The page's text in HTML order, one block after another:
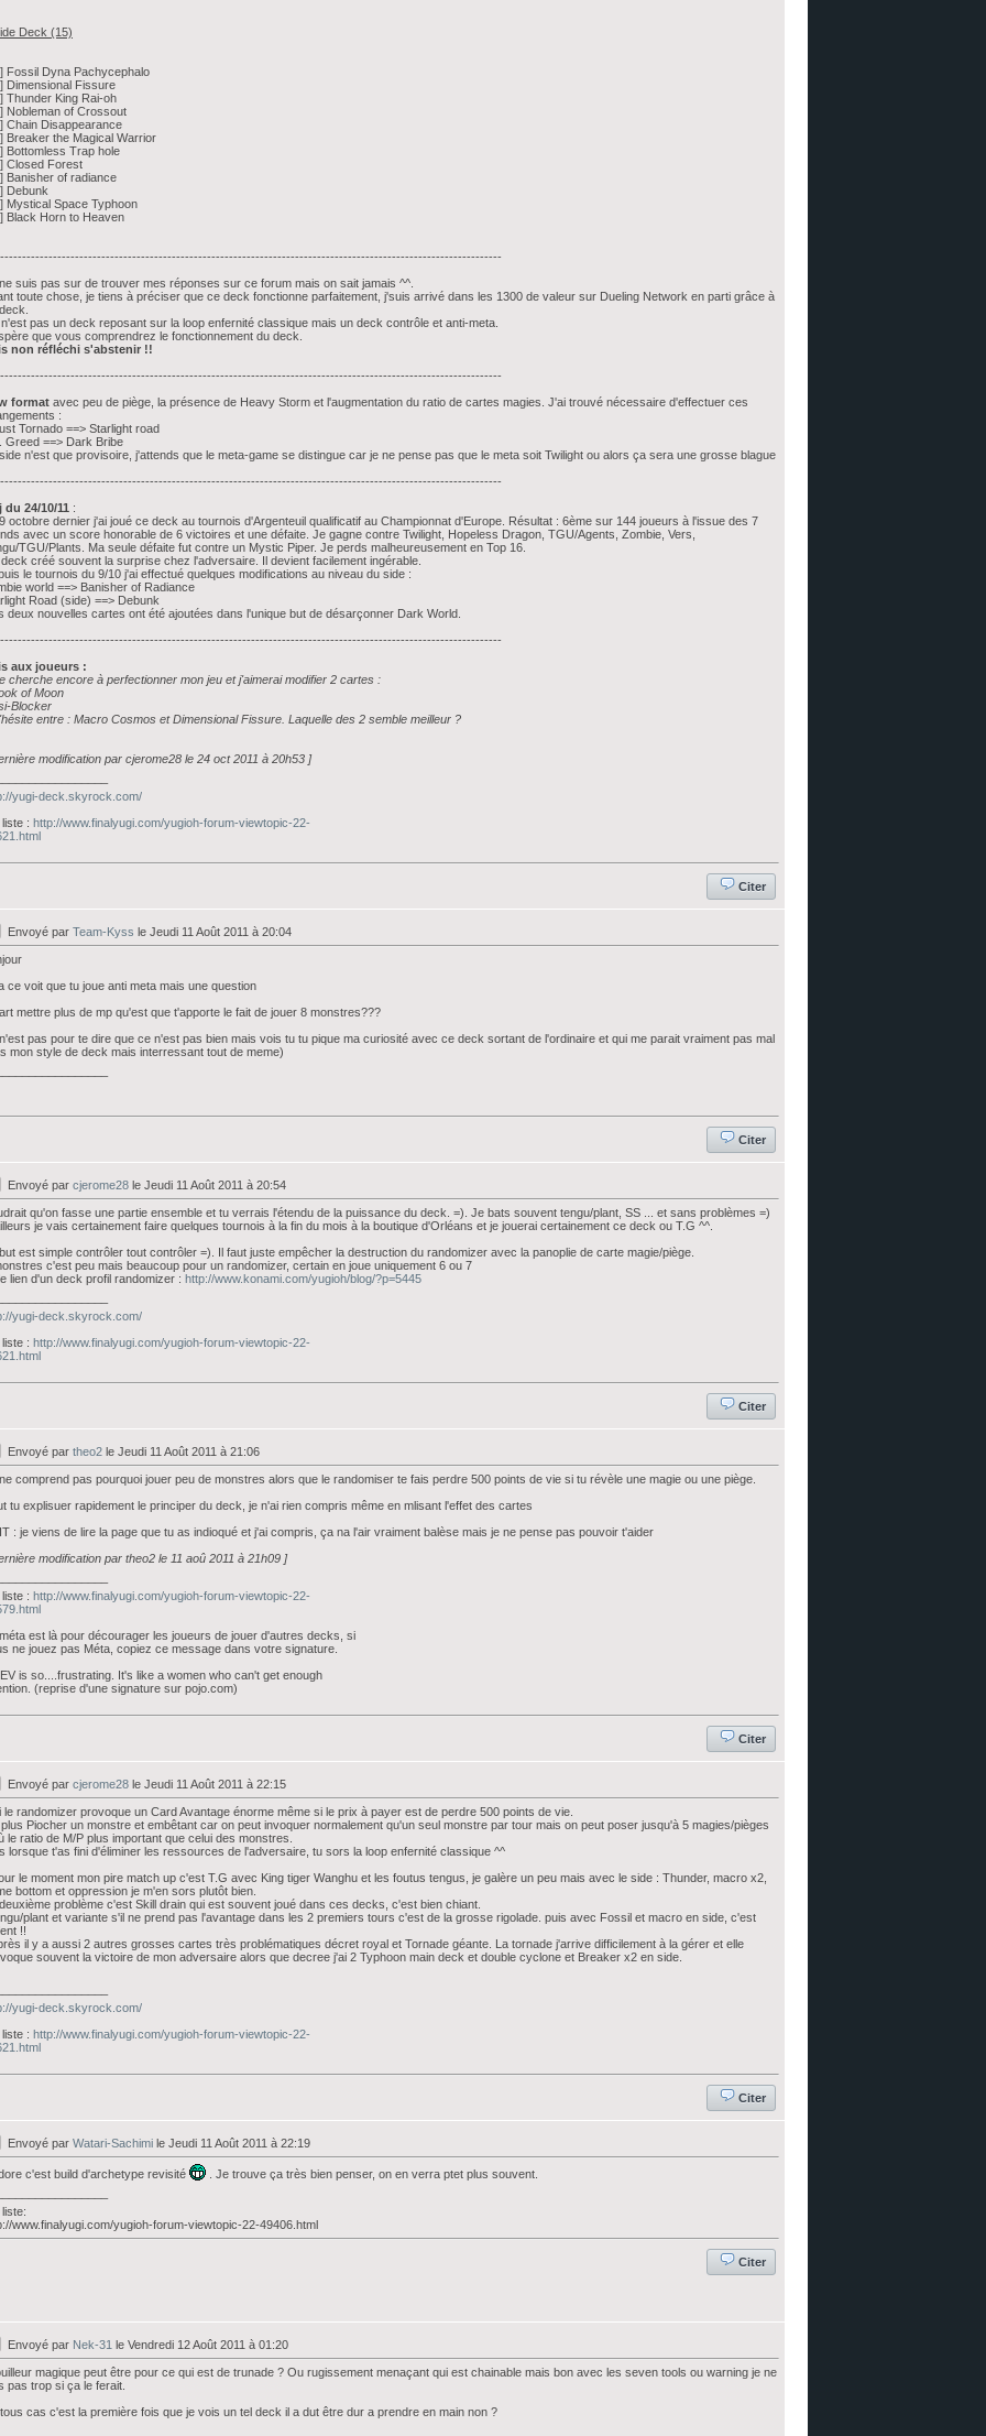
Deck (15)
Fossil Dyna Pachycephalo
Dimensional Fissure
Thunder King Rai-oh
Nobleman of Crossout
Chain Disappearance
Breaker the Magical Warrior
Bottomless Trap hole
Closed Forest
Banisher of radiance
Debunk
Mystical Space Typhoon
Black Horn to Heaven
suis pas sur de trouver mes réponses sur ce forum mais on sait jamais ^^.
toute chose, je tiens à préciser que ce deck fonctionne parfaitement, j'suis arrivé dans les 1300 de valeur sur Dueling Network en parti grâce à
pas un deck reposant sur la loop enfernité classique mais un deck contrôle et anti-meta.
que vous comprendrez le fonctionnement du deck.
non réfléchi s'abstenir !!
format avec peu de piège, la présence de Heavy Storm et l'augmentation du ratio de cartes magies. J'ai trouvé nécessaire d'effectuer ces
:
Tornado ==> Starlight road
Greed ==> Dark Bribe
n'est que provisoire, j'attends que le meta-game se distingue car je ne pense pas que le meta soit Twilight ou alors ça sera une grosse blague
du 24/10/11 :
octobre dernier j'ai joué ce deck au tournois d'Argenteuil qualificatif au Championnat d'Europe. Résultat : 6ème sur 144 joueurs à l'issue des 7
avec un score honorable de 6 victoires et une défaite. Je gagne contre Twilight, Hopeless Dragon, TGU/Agents, Zombie, Vers,
TGU/Plants. Ma seule défaite fut contre un Mystic Piper. Je perds malheureusement en Top 16.
créé souvent la surprise chez l'adversaire. Il devient facilement ingérable.
le tournois du 9/10 j'ai effectué quelques modifications au niveau du side :
world ==> Banisher of Radiance
Road (side) ==> Debunk
deux nouvelles cartes ont été ajoutées dans l'unique but de désarçonner Dark World.
aux joueurs :
cherche encore à perfectionner mon jeu et j'aimerai modifier 2 cartes :
of Moon
Blocker
entre : Macro Cosmos et Dimensional Fissure. Laquelle des 2 semble meilleur ?
modification par cjerome28 le 24 oct 2011 à 20h53 ]
yugi-deck.skyrock.com/
: http://www.finalyugi.com/yugioh-forum-viewtopic-22-
Citer
Envoyé par Team-Kyss le Jeudi 11 Août 2011 à 20:04
ce voit que tu joue anti meta mais une question
mettre plus de mp qu'est que t'apporte le fait de jouer 8 monstres???
pas pour te dire que ce n'est pas bien mais vois tu tu pique ma curiosité avec ce deck sortant de l'ordinaire et qui me parait vraiment pas mal
mon style de deck mais interressant tout de meme)
Citer
Envoyé par cjerome28 le Jeudi 11 Août 2011 à 20:54
qu'on fasse une partie ensemble et tu verrais l'étendu de la puissance du deck. =). Je bats souvent tengu/plant, SS ... et sans problèmes =)
je vais certainement faire quelques tournois à la fin du mois à la boutique d'Orléans et je jouerai certainement ce deck ou T.G ^^.
est simple contrôler tout contrôler =). Il faut juste empêcher la destruction du randomizer avec la panoplie de carte magie/piège.
c'est peu mais beaucoup pour un randomizer, certain en joue uniquement 6 ou 7
lien d'un deck profil randomizer : http://www.konami.com/yugioh/blog/?p=5445
yugi-deck.skyrock.com/
: http://www.finalyugi.com/yugioh-forum-viewtopic-22-
Citer
Envoyé par theo2 le Jeudi 11 Août 2011 à 21:06
comprend pas pourquoi jouer peu de monstres alors que le randomiser te fais perdre 500 points de vie si tu révèle une magie ou une piège.
tu explisuer rapidement le principer du deck, je n'ai rien compris même en mlisant l'effet des cartes
: je viens de lire la page que tu as indioqué et j'ai compris, ça na l'air vraiment balèse mais je ne pense pas pouvoir t'aider
modification par theo2 le 11 aoû 2011 à 21h09 ]
: http://www.finalyugi.com/yugioh-forum-viewtopic-22-
est là pour décourager les joueurs de jouer d'autres decks, si
ne jouez pas Méta, copiez ce message dans votre signature.
is so....frustrating. It's like a women who can't get enough
(reprise d'une signature sur pojo.com)
Citer
Envoyé par cjerome28 le Jeudi 11 Août 2011 à 22:15
le randomizer provoque un Card Avantage énorme même si le prix à payer est de perdre 500 points de vie.
plus Piocher un monstre et embêtant car on peut invoquer normalement qu'un seul monstre par tour mais on peut poser jusqu'à 5 magies/pièges
le ratio de M/P plus important que celui des monstres.
lorsque t'as fini d'éliminer les ressources de l'adversaire, tu sors la loop enfernité classique ^^
le moment mon pire match up c'est T.G avec King tiger Wanghu et les foutus tengus, je galère un peu mais avec le side : Thunder, macro x2,
bottom et oppression je m'en sors plutôt bien.
problème c'est Skill drain qui est souvent joué dans ces decks, c'est bien chiant.
plant et variante s'il ne prend pas l'avantage dans les 2 premiers tours c'est de la grosse rigolade. puis avec Fossil et macro en side, c'est
!!
il y a aussi 2 autres grosses cartes très problématiques décret royal et Tornade géante. La tornade j'arrive difficilement à la gérer et elle
souvent la victoire de mon adversaire alors que decree j'ai 2 Typhoon main deck et double cyclone et Breaker x2 en side.
yugi-deck.skyrock.com/
: http://www.finalyugi.com/yugioh-forum-viewtopic-22-
Citer
Envoyé par Watari-Sachimi le Jeudi 11 Août 2011 à 22:19
c'est build d'archetype revisité
. Je trouve ça très bien penser, on en verra ptet plus souvent.
liste:
www.finalyugi.com/yugioh-forum-viewtopic-22-49406.html
Citer
Envoyé par Nek-31 le Vendredi 12 Août 2011 à 01:20
magique peut être pour ce qui est de trunade ? Ou rugissement menaçant qui est chainable mais bon avec les seven tools ou warning je ne
pas trop si ça le ferait.
cas c'est la première fois que je vois un tel deck il a dut être dur a prendre en main non ?